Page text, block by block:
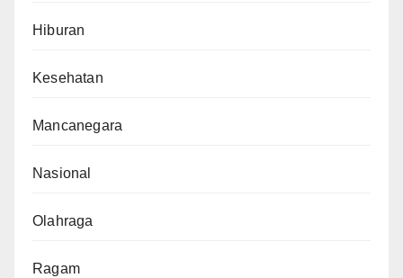
Hiburan
Kesehatan
Mancanegara
Nasional
Olahraga
Ragam